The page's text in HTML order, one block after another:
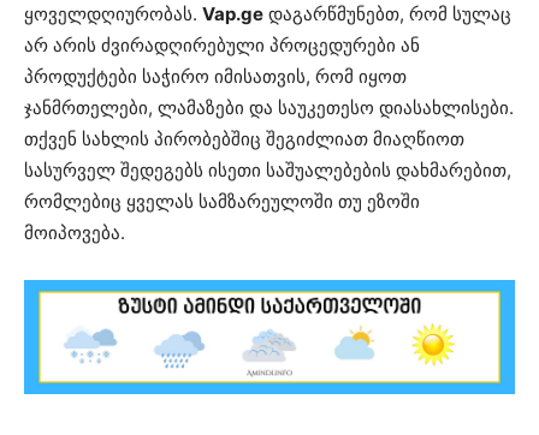
ყოველდღიურობას. Vap.ge დაგარწმუნებთ, რომ სულაც
არ არის ძვირადღირებული პროცედურები ან
პროდუქტები საჭირო იმისათვის, რომ იყოთ
ჯანმრთელები, ლამაზები და საუკეთესო დიასახლისები.
თქვენ სახლის პირობებშიც შეგიძლიათ მიაღწიოთ
სასურველ შედეგებს ისეთი საშუალებების დახმარებით,
რომლებიც ყველას სამზარეულოში თუ ეზოში
მოიპოვება.